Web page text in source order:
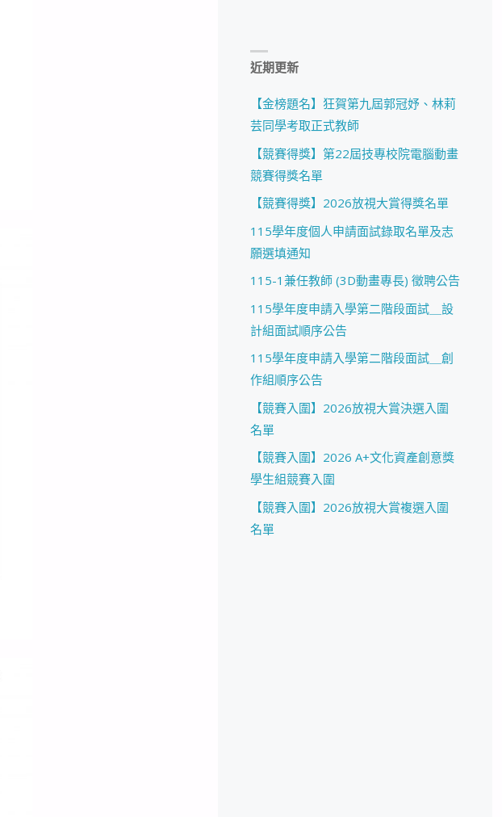
近期更新
【金榜題名】狂賀第九屆郭冠妤、林莉
芸同學考取正式教師
【競賽得獎】第22屆技專校院電腦動畫
競賽得獎名單
【競賽得獎】2026放視大賞得獎名單
115學年度個人申請面試錄取名單及志
願選填通知
115-1兼任教師 (3D動畫專長) 徵聘公告
115學年度申請入學第二階段面試＿設
計組面試順序公告
115學年度申請入學第二階段面試＿創
作組順序公告
【競賽入圍】2026放視大賞決選入圍
名單
【競賽入圍】2026 A+文化資產創意獎
學生組競賽入圍
【競賽入圍】2026放視大賞複選入圍
名單